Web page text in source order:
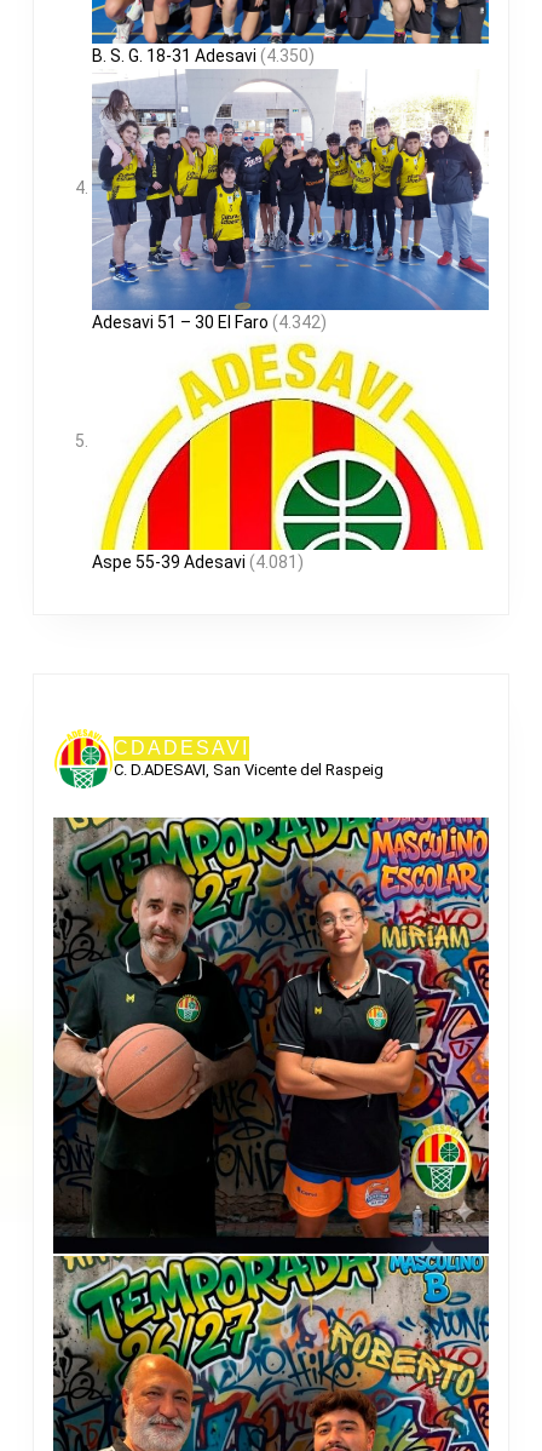
B. S. G. 18-31 Adesavi (4.350)
Adesavi 51 – 30 El Faro (4.342)
Aspe 55-39 Adesavi (4.081)
CDADESAVI
C. D.ADESAVI, San Vicente del Raspeig